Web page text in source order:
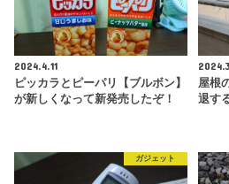
2024.4.11
ピッカラとピーパリ【ブルボン】
が新しくなって新発売したぞ！
屋根
退す
ガジェット